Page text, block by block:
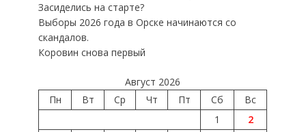
Засиделись на старте?
Выборы 2026 года в Орске начинаются со
скандалов.
Коровин снова первый
Август 2026
Пн
Вт Ср Чт Пт Сб
Вс
1
2